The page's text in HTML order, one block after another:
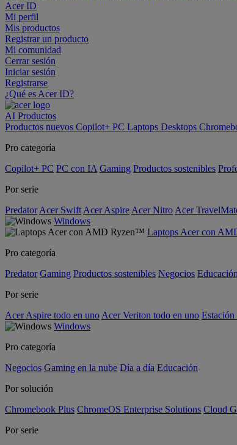
Acer ID
Mi perfil
Mis productos
Registrar un producto
Mi comunidad
Cerrar sesión
Iniciar sesión
Registrarse
¿Qué es Acer ID?
AI Productos
Productos nuevos Copilot+ PC Laptops Desktops
Pro categoría
Copilot+ PC PC con IA Gaming Productos sostenibles
Por serie
Predator Acer Swift Acer Aspire Acer Nitro Acer
Windows
Laptops Acer con
Pro categoría
Predator Gaming Productos sostenibles Negocios Educación
Por serie
Acer Aspire todo en uno Acer Veriton todo en uno
Windows
Pro categoría
Negocios Gaming en la nube Día a día Educación
Por solución
Chromebook Plus ChromeOS Enterprise Solutions Cloud
Por serie